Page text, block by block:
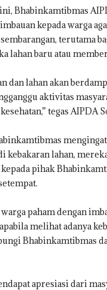
Bhabinkamtibmas
kepada warga
terutama
lahan baru atau
dan lahan akan
aktivitas
tegas AIPDA
kebakaran lahan,
pihak
paham dengan
melihat adanya
Bhabinkamtibmas
apresiasi dari